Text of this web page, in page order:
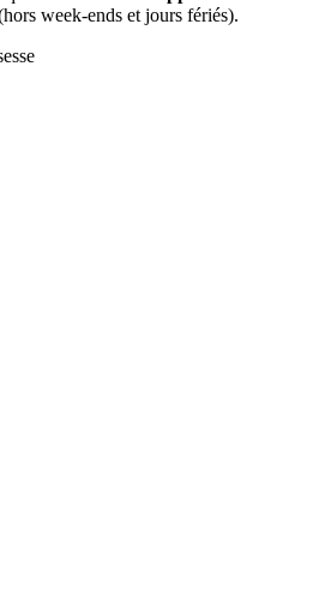
week-ends et jours fériés).